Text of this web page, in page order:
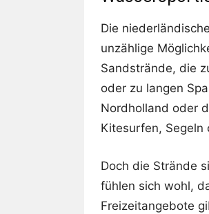
Die
unzählige
Sandstrände, die
oder zu langen
Nordholland oder
Kitesurfen, Segeln
Doch die Strände
fühlen sich wohl,
Freizeitangebote